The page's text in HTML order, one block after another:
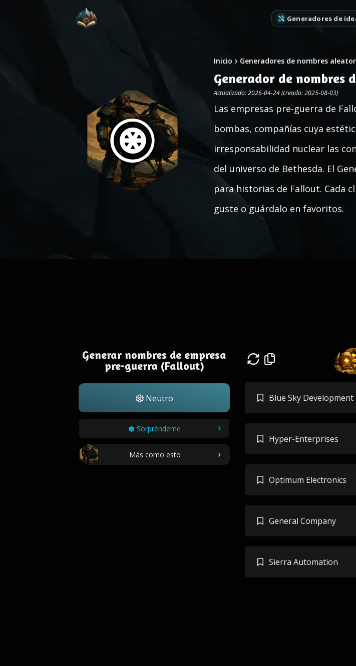
Generadores de
Inicio Generadores de nombres
Generador de nombres
Actualizado: 2026-04-24 (creado: 2025-08-03)
Las empresas pre-guerra de
bombas, compañías cuya
irresponsabilidad nuclear las
del universo de Bethesda. El
para historias de Fallout. Cada
guste o guárdalo en favoritos.
Generar nombres de empresa
pre-guerra (Fallout)
Neutro
Sorpréndeme
Más como esto
Blue Sky Development
Hyper-Enterprises
Optimum Electronics
General Company
Sierra Automation